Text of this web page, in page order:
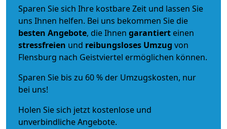
Sparen Sie sich Ihre kostbare Zeit und lassen Sie
uns Ihnen helfen. Bei uns bekommen Sie die
besten Angebote, die Ihnen garantiert einen
stressfreien und reibungsloses Umzug von
Flensburg nach Geistviertel ermöglichen können.
Sparen Sie bis zu 60 % der Umzugskosten, nur
bei uns!
Holen Sie sich jetzt kostenlose und
unverbindliche Angebote.